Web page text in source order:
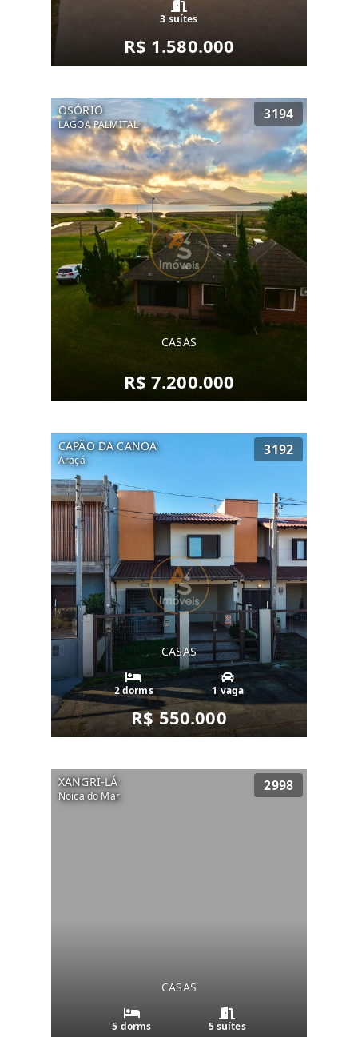
3 suítes
R$ 1.580.000
OSÓRIO
LAGOA PALMITAL
3194
CASAS
R$ 7.200.000
CAPÃO DA CANOA
Araçá
3192
CASAS
2 dorms 1 vaga
R$ 550.000
XANGRI-LÁ
Noica do Mar
2998
CASAS
5 dorms 5 suítes